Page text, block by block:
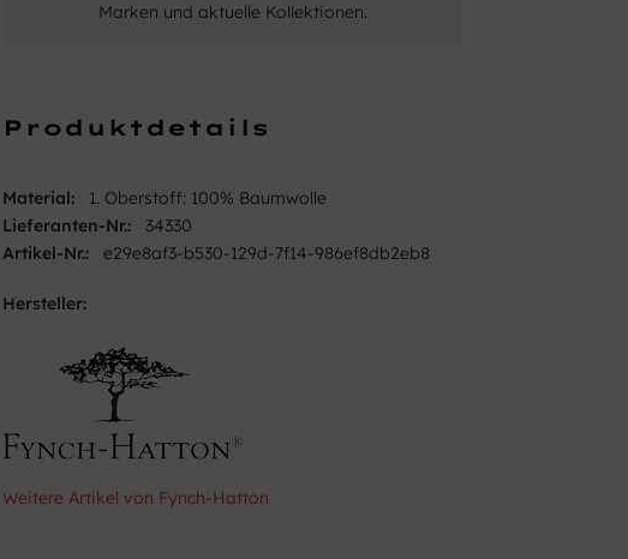
Marken und aktuelle Kollektionen.
Produktdetails
Material:
1. Oberstoff: 100% Baumwolle
Lieferanten-Nr.:
34330
Artikel-Nr.:
e29e8af3-b530-129d-7f14-986ef8db2eb8
Hersteller:
Weitere Artikel von Fynch-Hatton